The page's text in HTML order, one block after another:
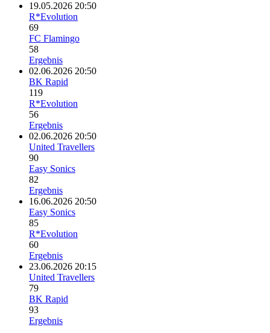
19.05.2026 20:50
R*Evolution
69
FC Flamingo
58
Ergebnis
02.06.2026 20:50
BK Rapid
119
R*Evolution
56
Ergebnis
02.06.2026 20:50
United Travellers
90
Easy Sonics
82
Ergebnis
16.06.2026 20:50
Easy Sonics
85
R*Evolution
60
Ergebnis
23.06.2026 20:15
United Travellers
79
BK Rapid
93
Ergebnis